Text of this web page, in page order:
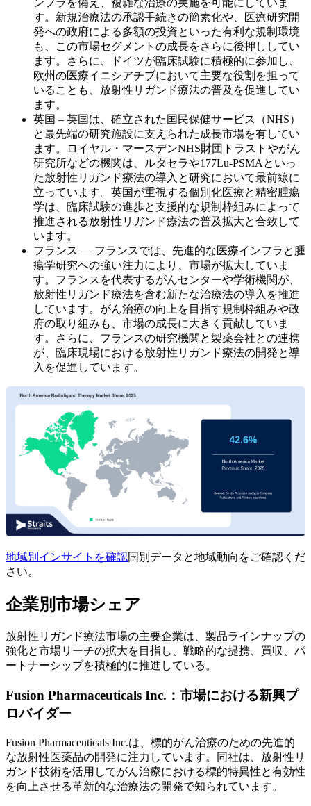
ンフラを備え、複雑な治療の実施を可能にしていま
す。新規治療法の承認手続きの簡素化や、医療研究開
発への政府による多額の投資といった有利な規制環境
も、この市場セグメントの成長をさらに後押ししてい
ます。さらに、ドイツが臨床試験に積極的に参加し、
欧州の医療イニシアチブにおいて主要な役割を担って
いることも、放射性リガンド療法の普及を促進してい
ます。
英国 – 英国は、確立された国民保健サービス（NHS）
と最先端の研究施設に支えられた成長市場を有してい
ます。ロイヤル・マースデンNHS財団トラストやがん
研究所などの機関は、ルタセラや177Lu-PSMAといっ
た放射性リガンド療法の導入と研究において最前線に
立っています。英国が重視する個別化医療と精密腫瘍
学は、臨床試験の進歩と支援的な規制枠組みによって
推進される放射性リガンド療法の普及拡大と合致して
います。
フランス ― フランスでは、先進的な医療インフラと腫
瘍学研究への強い注力により、市場が拡大していま
す。フランスを代表するがんセンターや学術機関が、
放射性リガンド療法を含む新たな治療法の導入を推進
しています。がん治療の向上を目指す規制枠組みや政
府の取り組みも、市場の成長に大きく貢献していま
す。さらに、フランスの研究機関と製薬会社との連携
が、臨床現場における放射性リガンド療法の開発と導
入を促進しています。
地域別インサイトを確認国別データと地域動向をご確認くだ
さい。
企業別市場シェア
放射性リガンド療法市場の主要企業は、製品ラインナップの
強化と市場リーチの拡大を目指し、戦略的な提携、買収、パ
ートナーシップを積極的に推進している。
Fusion Pharmaceuticals Inc.：市場における新興プ
ロバイダー
Fusion Pharmaceuticals Inc.は、標的がん治療のための先進的
な放射性医薬品の開発に注力しています。同社は、放射性リ
ガンド技術を活用してがん治療における標的特異性と有効性
を向上させる革新的な治療法の開発で知られています。